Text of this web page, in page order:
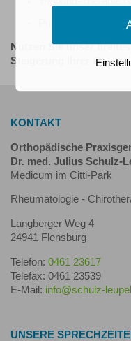
Pulsierendes
Nutzen Sie unser
Steigerung Ihrer
KONTAKT
Orthopädische
Dr. med. Julius Schulz-
Medicum im Citti-Park
Rheumatologie -
Langberger Weg 4
24941 Flensburg
Telefon: 0461 23617
Telefax: 0461 23539
E-Mail: info@schulz-
UNSERE